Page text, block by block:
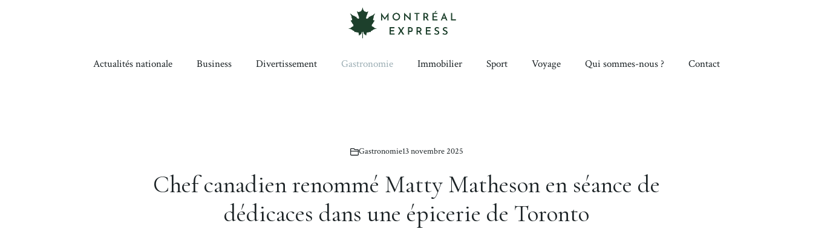
Actualités nationale Business Divertissement Gastronomie Immobilier Sport Voyage Qui sommes-nous ? Contact
Gastronomie13 novembre 2025
Chef canadien renommé Matty Matheson en séance de
dédicaces dans une épicerie de Toronto